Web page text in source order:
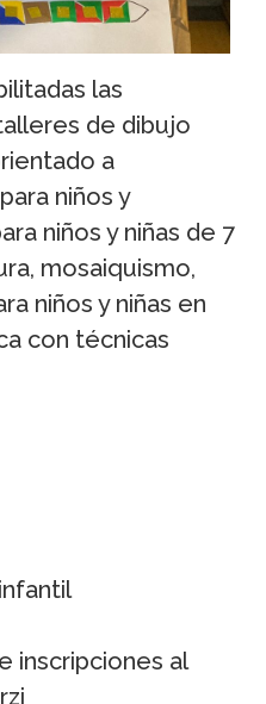
las
de dibujo
a
niños y
niños y niñas de 7
mosaiquismo,
niños y niñas en
con técnicas
inscripciones al